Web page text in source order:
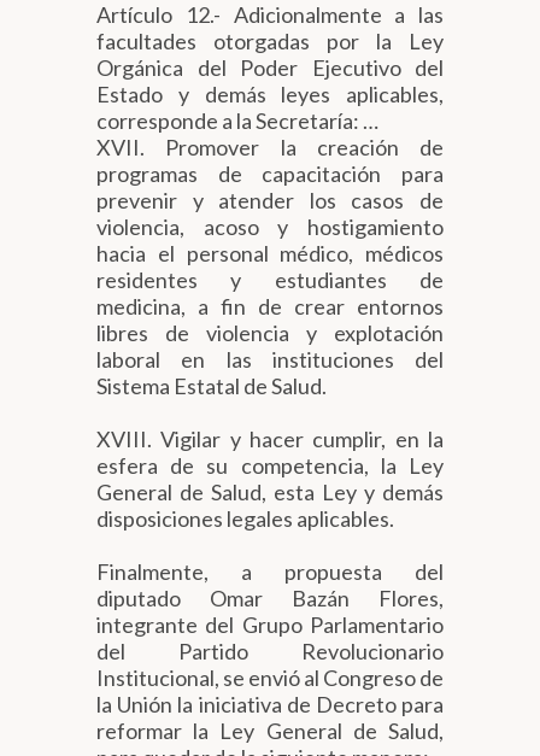
Artículo 12.- Adicionalmente a las
facultades otorgadas por la Ley
Orgánica del Poder Ejecutivo del
Estado y demás leyes aplicables,
corresponde a la Secretaría: …
XVII. Promover la creación de
programas de capacitación para
prevenir y atender los casos de
violencia, acoso y hostigamiento
hacia el personal médico, médicos
residentes y estudiantes de
medicina, a fin de crear entornos
libres de violencia y explotación
laboral en las instituciones del
Sistema Estatal de Salud.
XVIII. Vigilar y hacer cumplir, en la
esfera de su competencia, la Ley
General de Salud, esta Ley y demás
disposiciones legales aplicables.
Finalmente, a propuesta del
diputado Omar Bazán Flores,
integrante del Grupo Parlamentario
del Partido Revolucionario
Institucional, se envió al Congreso de
la Unión la iniciativa de Decreto para
reformar la Ley General de Salud,